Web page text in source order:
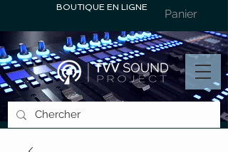
BOUTIQUE EN LIGNE Panier